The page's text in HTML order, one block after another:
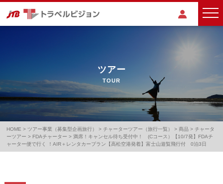
ツアー
TOUR
HOME > ツアー事業（募集型企画旅行） >チャーターツアー（旅行一覧） >商品 >チャータ
ーツアー > FDAチャーター >満席！キャンセル待ち受付中！ (Cコース）【10/7発】FDAチ
ャーター便で行く ！AIR＋レンタカープラン【高松空港発着】富士山遊覧飛行付 0泊3日